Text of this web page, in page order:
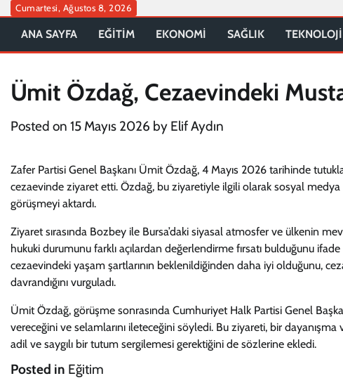
Skip
content
Cumartesi, Ağustos 8, 2026
ANA SAYFA EĞİTİM EKONOMİ SAĞLIK TEKNOLOJİ
Ümit Özdağ, Cezaevindeki
Posted on 15 Mayıs 2026 by Elif Aydın
Zafer Partisi Genel Başkanı Ümit Özdağ, 4 Mayıs 2026 tarihinde
cezaevinde ziyaret etti. Özdağ, bu ziyaretiyle ilgili olarak sosyal
görüşmeyi aktardı.
Ziyaret sırasında Bozbey ile Bursa’daki siyasal atmosfer ve ülkenin
hukuki durumunu farklı açılardan değerlendirme fırsatı bulduğunu
cezaevindeki yaşam şartlarının beklenildiğinden daha iyi olduğunu,
davrandığını vurguladı.
Ümit Özdağ, görüşme sonrasında Cumhuriyet Halk Partisi Genel
vereceğini ve selamlarını ileteceğini söyledi. Bu ziyareti, bir
adil ve saygılı bir tutum sergilemesi gerektiğini de sözlerine ekledi.
Posted in Eğitim